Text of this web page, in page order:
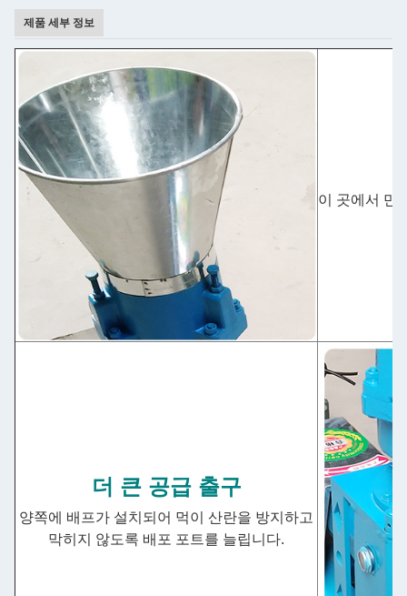
제품 세부 정보
이 곳에서 만
더 큰 공급 출구
양쪽에 배프가 설치되어 먹이 산란을 방지하고
막히지 않도록 배포 포트를 늘립니다.